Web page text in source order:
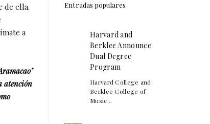
de ella.
a
atención
Entradas populares
Harvard and
Berklee Announce
Dual Degree
Program
Harvard College and
Berklee College of
Music...